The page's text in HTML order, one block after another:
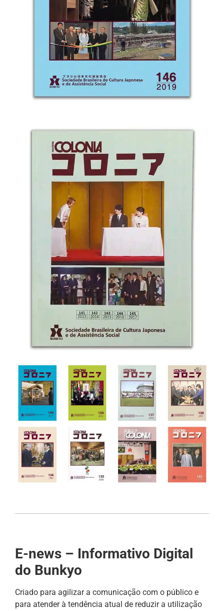
E-news – Informativo Digital
do Bunkyo
Criado para agilizar a comunicação com o público e
para atender à tendência atual de reduzir a utilização